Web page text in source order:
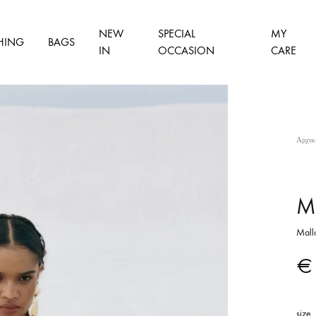
BAGS
NEW
IN
SPECIAL
OCCASION
MY
CARE
€
size